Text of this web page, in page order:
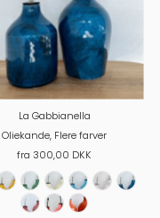
La Gabbianella
Oliekande, Flere farver
fra 300,00 DKK